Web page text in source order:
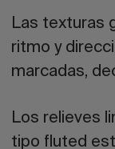
Las texturas
ritmo y
marcadas,
Los relieves
tipo fluted